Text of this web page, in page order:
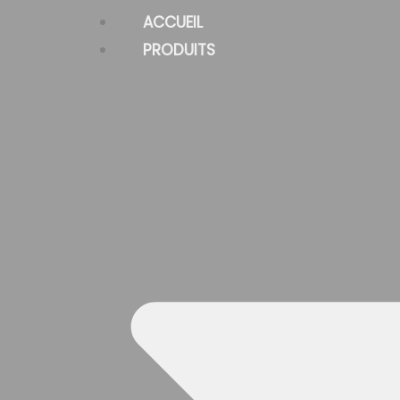
ACCUEIL
PRODUITS